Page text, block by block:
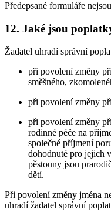
Předepsané formuláře
12. Jaké jsou
Žadatel uhradí správní
při povolení změny
směšného,
při povolení změny
při povolení změny
rodinné péče na
společné příjmení
dohodnuté pro jejich
pěstouny jsou
dětí.
Při povolení změny jména
uhradí žadatel správní